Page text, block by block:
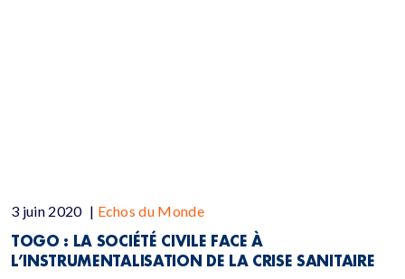
3 juin 2020 | Echos du Monde
TOGO : LA SOCIÉTÉ CIVILE FACE À
L’INSTRUMENTALISATION DE LA CRISE SANITAIRE